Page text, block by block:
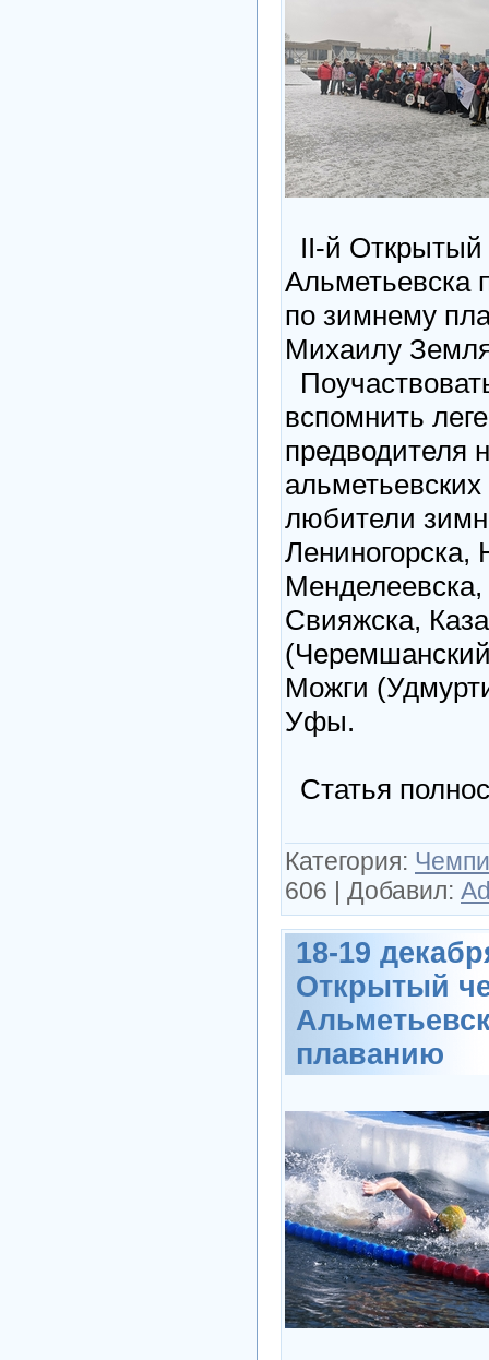
II-й Открытый
Альметьевска
по зимнему
Михаилу
вспомнить
предводителя
любители
Свияжска,
Можги
Уфы.
Статья
Категория:
606 | Добавил:
18-19
Открытый
плаванию